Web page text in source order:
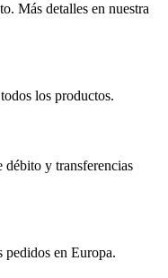
Más detalles en nuestra
los productos.
débito y transferencias
pedidos en Europa.